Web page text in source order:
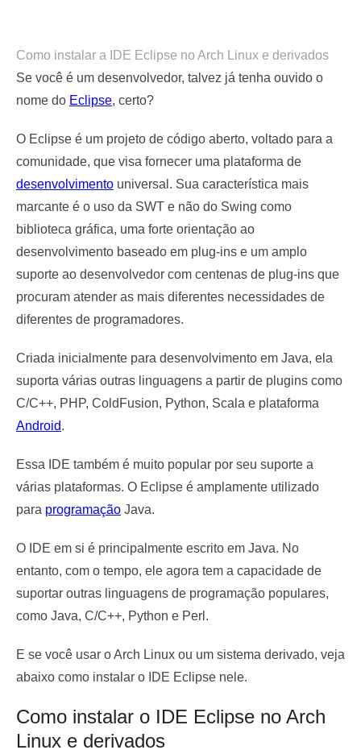
Como instalar a IDE Eclipse no Arch Linux e derivados
Se você é um desenvolvedor, talvez já tenha ouvido o
nome do Eclipse, certo?
O Eclipse é um projeto de código aberto, voltado para a
comunidade, que visa fornecer uma plataforma de
desenvolvimento universal. Sua característica mais
marcante é o uso da SWT e não do Swing como
biblioteca gráfica, uma forte orientação ao
desenvolvimento baseado em plug-ins e um amplo
suporte ao desenvolvedor com centenas de plug-ins que
procuram atender as mais diferentes necessidades de
diferentes de programadores.
Criada inicialmente para desenvolvimento em Java, ela
suporta várias outras linguagens a partir de plugins como
C/C++, PHP, ColdFusion, Python, Scala e plataforma
Android.
Essa IDE também é muito popular por seu suporte a
várias plataformas. O Eclipse é amplamente utilizado
para programação Java.
O IDE em si é principalmente escrito em Java. No
entanto, com o tempo, ele agora tem a capacidade de
suportar outras linguagens de programação populares,
como Java, C/C++, Python e Perl.
E se você usar o Arch Linux ou um sistema derivado, veja
abaixo como instalar o IDE Eclipse nele.
Como instalar o IDE Eclipse no Arch
Linux e derivados